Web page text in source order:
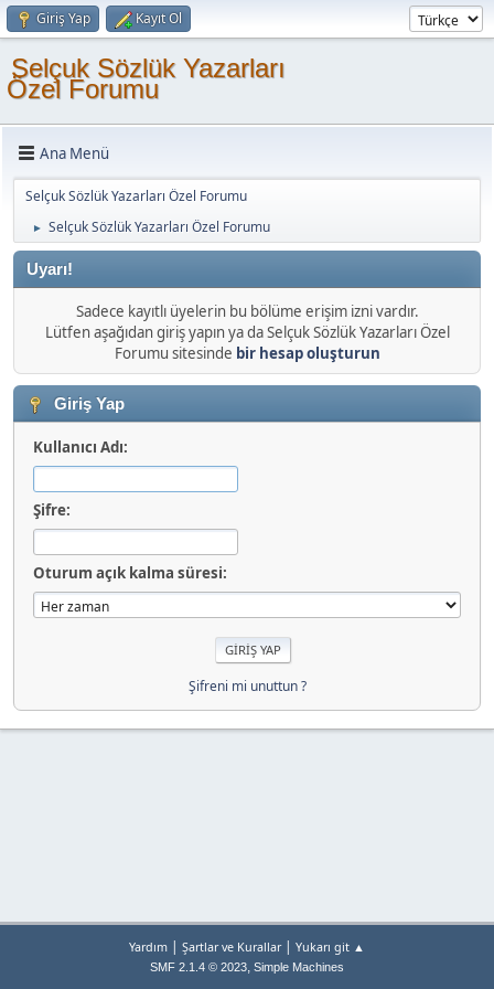
Giriş Yap Kayıt Ol
Selçuk Sözlük Yazarları
Özel Forumu
Ana Menü
Selçuk Sözlük Yazarları Özel Forumu
► Selçuk Sözlük Yazarları Özel Forumu
Uyarı!
Sadece kayıtlı üyelerin bu bölüme erişim izni vardır.
Lütfen aşağıdan giriş yapın ya da Selçuk Sözlük Yazarları Özel
Forumu sitesinde bir hesap oluşturun
Giriş Yap
Kullanıcı Adı:
Şifre:
Oturum açık kalma süresi:
Şifreni mi unuttun ?
Yardım | Şartlar ve Kurallar| Yukarı git ▲
SMF 2.1.4 © 2023, Simple Machines